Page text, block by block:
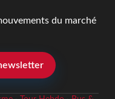
du marché